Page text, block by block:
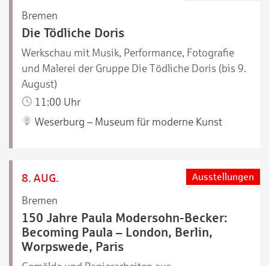
Bremen
Die Tödliche Doris
Werkschau mit Musik, Performance, Fotografie
und Malerei der Gruppe Die Tödliche Doris (bis 9.
August)
11:00 Uhr
Weserburg – Museum für moderne Kunst
8. AUG.
Bremen
Ausstellungen
150 Jahre Paula Modersohn-Becker:
Becoming Paula – London, Berlin,
Worpswede, Paris